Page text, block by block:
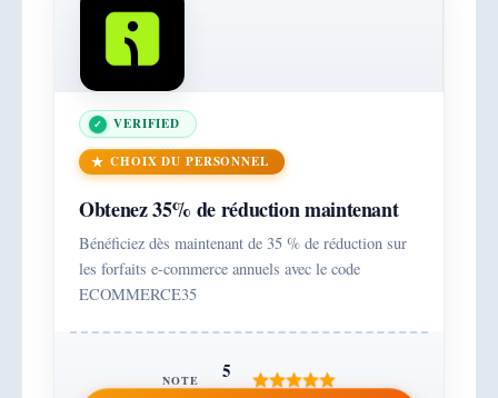
VERIFIED
CHOIX DU PERSONNEL
Obtenez 35% de réduction maintenant
Bénéficiez dès maintenant de 35 % de réduction sur
les forfaits e-commerce annuels avec le code
ECOMMERCE35
NOTE 5